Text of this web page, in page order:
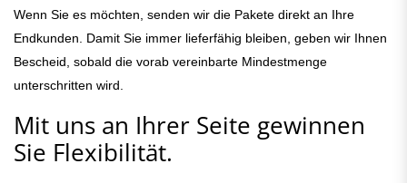
Wenn Sie es möchten, senden wir die Pakete direkt an Ihre
Endkunden. Damit Sie immer lieferfähig bleiben, geben wir Ihnen
Bescheid, sobald die vorab vereinbarte Mindestmenge
unterschritten wird.
Mit uns an Ihrer Seite gewinnen
Sie Flexibilität.